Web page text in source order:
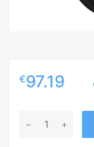
€97.19
DYNAMO